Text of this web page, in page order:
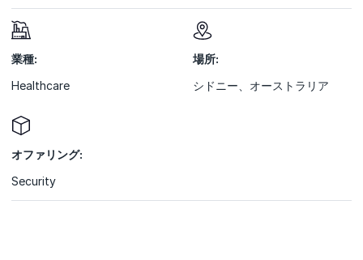
業種:
Healthcare
場所:
シドニー、オーストラリア
オファリング:
Security